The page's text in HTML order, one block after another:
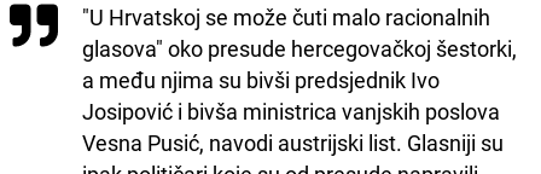
"U Hrvatskoj se može čuti malo racionalnih
glasova" oko presude hercegovačkoj šestorki,
a među njima su bivši predsjednik Ivo
Josipović i bivša ministrica vanjskih poslova
Vesna Pusić, navodi austrijski list. Glasniji su